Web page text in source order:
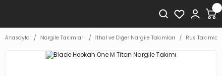
Anasayfa Nargile Takımları İthal ve Diğer Nargile Takımları Rus Takımları